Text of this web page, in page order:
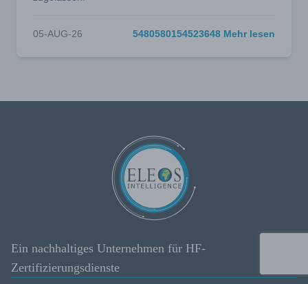
05-AUG-26 5480580154523648 Mehr lesen
Ein nachhaltiges Unternehmen für HF-
Zertifizierungsdienste